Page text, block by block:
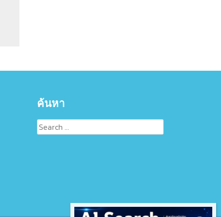
ค้นหา
Search
for: